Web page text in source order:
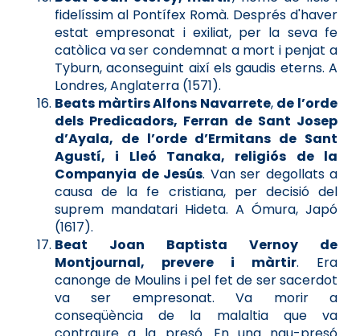
fidelíssim al Pontífex Romà. Després d'haver
estat empresonat i exiliat, per la seva fe
catòlica va ser condemnat a mort i penjat a
Tyburn, aconseguint així els gaudis eterns. A
Londres, Anglaterra (1571).
Beats màrtirs Alfons Navarrete, de l’orde
dels Predicadors, Ferran de Sant Josep
d’Ayala, de l’orde d’Ermitans de Sant
Agustí, i Lleó Tanaka, religiós de la
Companyia de Jesús. Van ser degollats a
causa de la fe cristiana, per decisió del
suprem mandatari Hideta. A Ómura, Japó
(1617).
Beat Joan Baptista Vernoy de
Montjournal, prevere i màrtir. Era
canonge de Moulins i pel fet de ser sacerdot
va ser empresonat. Va morir a
conseqüència de la malaltia que va